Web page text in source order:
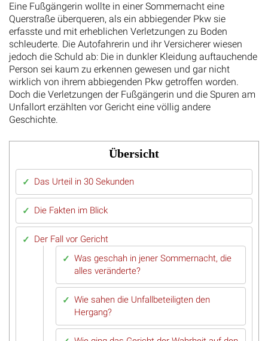
Eine Fußgängerin wollte in einer Sommernacht eine
Querstraße überqueren, als ein abbiegender Pkw sie
erfasste und mit erheblichen Verletzungen zu Boden
schleuderte. Die Autofahrerin und ihr Versicherer wiesen
jedoch die Schuld ab: Die in dunkler Kleidung auftauchende
Person sei kaum zu erkennen gewesen und gar nicht
wirklich von ihrem abbiegenden Pkw getroffen worden.
Doch die Verletzungen der Fußgängerin und die Spuren am
Unfallort erzählten vor Gericht eine völlig andere
Geschichte.
Übersicht
Das Urteil in 30 Sekunden
Die Fakten im Blick
Der Fall vor Gericht
Was geschah in jener Sommernacht, die
alles veränderte?
Wie sahen die Unfallbeteiligten den
Hergang?